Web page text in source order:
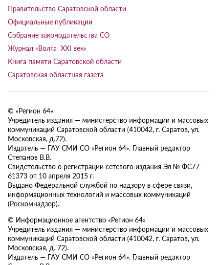
Правительство Саратовской области
Официальные публикации
Собрание законодательства СО
Журнал «Волга XXI век»
Книга памяти Саратовской области
Саратовская областная газета
© «Регион 64»
Учредитель издания — министерство информации и массовых
коммуникаций Саратовской области (410042, г. Саратов, ул.
Московская, д.72).
Издатель — ГАУ СМИ СО «Регион 64». Главный редактор
Степанов В.В.
Свидетельство о регистрации сетевого издания Эл № ФС77-
61373 от 10 апреля 2015 г.
Выдано Федеральной службой по надзору в сфере связи,
информационных технологий и массовых коммуникаций
(Роскомнадзор).
© Информационное агентство «Регион 64»
Учредитель издания — министерство информации и массовых
коммуникаций Саратовской области (410042, г. Саратов, ул.
Московская, д. 72).
Издатель — ГАУ СМИ СО «Регион 64». Главный редактор